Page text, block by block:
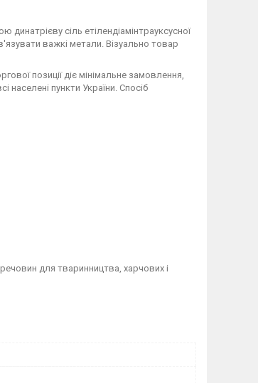
сіль етілендіамінтрауксусної
важкі метали. Візуально товар
позиції діє мінімальне замовлення,
населені пункти України. Спосіб
для тваринництва, харчових і